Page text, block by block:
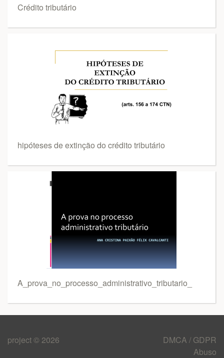
Crédito tributário
hipóteses de extinção do crédito tributário
A_prova_no_processo_administrativo_tributario_
project © 2026
DMCA / GDPR
Abuso